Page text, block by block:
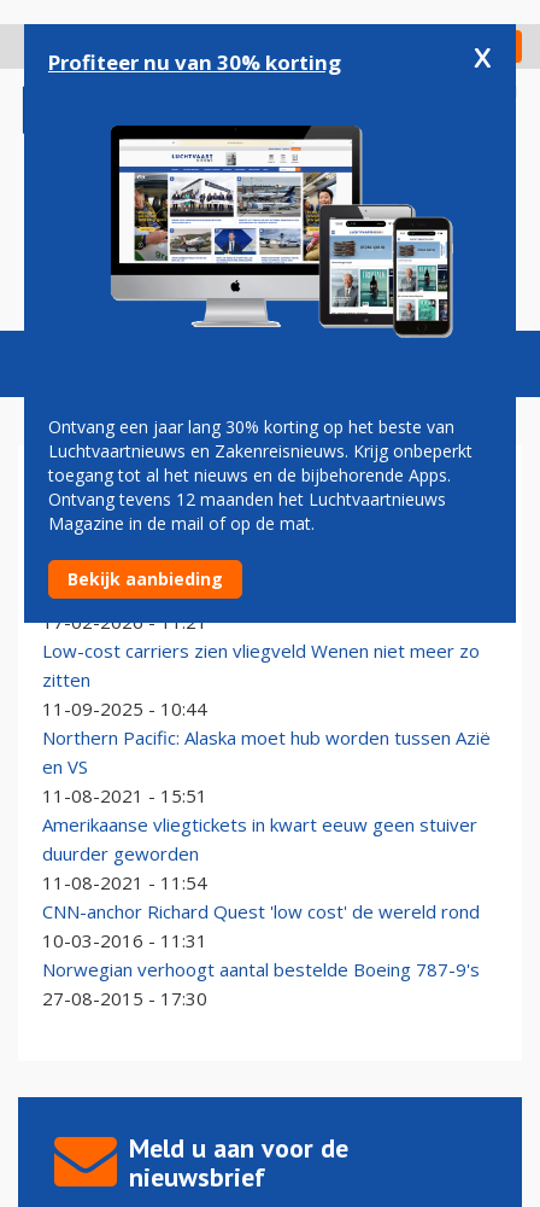
gaan
Check in
Magazine Podcasts Vacatures
LOWCOST
Na geslaagde proef nu overal 'Business Class' bij Wizz
Air
17-02-2026 - 11:21
Low-cost carriers zien vliegveld Wenen niet meer zo
zitten
11-09-2025 - 10:44
Northern Pacific: Alaska moet hub worden tussen Azië
en VS
11-08-2021 - 15:51
Amerikaanse vliegtickets in kwart eeuw geen stuiver
duurder geworden
11-08-2021 - 11:54
CNN-anchor Richard Quest 'low cost' de wereld rond
10-03-2016 - 11:31
Norwegian verhoogt aantal bestelde Boeing 787-9's
27-08-2015 - 17:30
Meld u aan voor de
nieuwsbrief
Profiteer nu van 30% korting x
Ontvang een jaar lang 30% korting op het beste van
Luchtvaartnieuws en Zakenreisnieuws. Krijg onbeperkt
toegang tot al het nieuws en de bijbehorende Apps.
Ontvang tevens 12 maanden het Luchtvaartnieuws
Magazine in de mail of op de mat.
Bekijk aanbieding